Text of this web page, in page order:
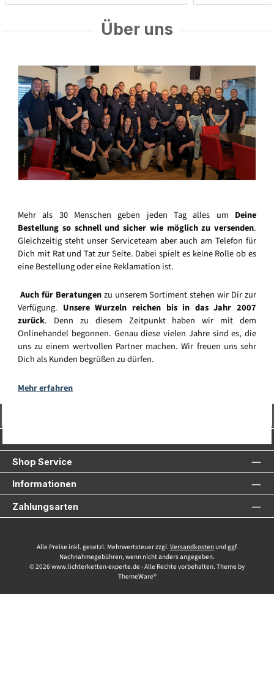
Über uns
Mehr als 30 Menschen geben jeden Tag alles um Deine
Bestellung so schnell und sicher wie möglich zu versenden.
Gleichzeitig steht unser Serviceteam aber auch am Telefon für
Dich mit Rat und Tat zur Seite. Dabei spielt es keine Rolle ob es
eine Bestellung oder eine Reklamation ist.
Auch für Beratungenzu unserem Sortiment stehen wir Dir zur
Verfügung. Unsere Wurzeln reichen bis in das Jahr 2007
zurück. Denn zu diesem Zeitpunkt haben wir mit dem
Onlinehandel begonnen. Genau diese vielen Jahre sind es, die
uns zu einem wertvollen Partner machen. Wir freuen uns sehr
Dich als Kunden begrüßen zu dürfen.
Mehr erfahren
Shop Service
Informationen
Zahlungsarten
Alle Preise inkl. gesetzl. Mehrwertsteuer zzgl. Versandkostenund ggf.
Nachnahmegebühren, wenn nicht anders angegeben.
© 2026 www.lichterketten-experte.de - Alle Rechte vorbehalten. Theme by
ThemeWare®